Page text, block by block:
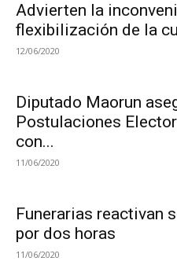
Advierten la
flexibilización de la
12/06/2020
Diputado Maorun
Postulaciones
con...
11/06/2020
Funerarias reactivan
por dos horas
11/06/2020